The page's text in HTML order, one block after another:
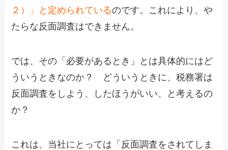
２）」と定められているのです。これにより、や
たらな反面調査はできません。
では、その「必要があるとき」とは具体的にはど
ういうときなのか？ どういうときに、税務署は
反面調査をしよう、したほうがいい、と考えるの
か？
これは、当社にとっては「反面調査をされてしま